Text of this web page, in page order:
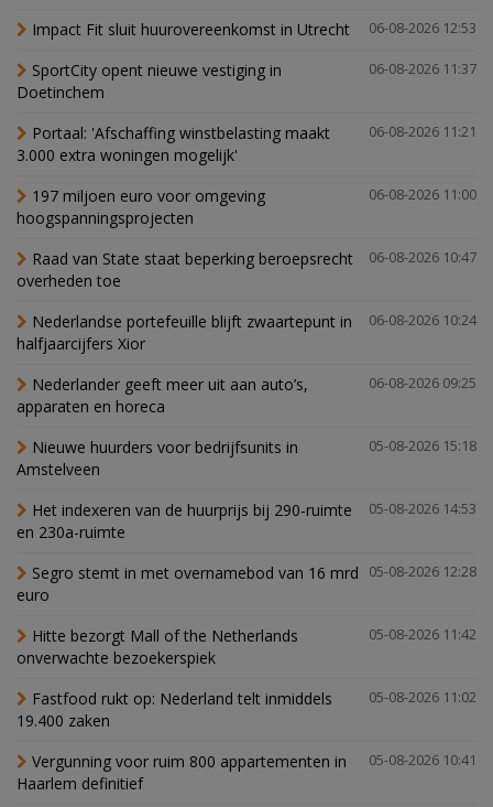
06-08-2026 12:53
Impact Fit sluit huurovereenkomst in Utrecht
06-08-2026 11:37
SportCity opent nieuwe vestiging in
Doetinchem
06-08-2026 11:21
Portaal: 'Afschaffing winstbelasting maakt
3.000 extra woningen mogelijk'
06-08-2026 11:00
197 miljoen euro voor omgeving
hoogspanningsprojecten
06-08-2026 10:47
Raad van State staat beperking beroepsrecht
overheden toe
06-08-2026 10:24
Nederlandse portefeuille blijft zwaartepunt in
halfjaarcijfers Xior
06-08-2026 09:25
Nederlander geeft meer uit aan auto’s,
apparaten en horeca
05-08-2026 15:18
Nieuwe huurders voor bedrijfsunits in
Amstelveen
05-08-2026 14:53
Het indexeren van de huurprijs bij 290-ruimte
en 230a-ruimte
05-08-2026 12:28
Segro stemt in met overnamebod van 16 mrd
euro
05-08-2026 11:42
Hitte bezorgt Mall of the Netherlands
onverwachte bezoekerspiek
05-08-2026 11:02
Fastfood rukt op: Nederland telt inmiddels
19.400 zaken
05-08-2026 10:41
Vergunning voor ruim 800 appartementen in
Haarlem definitief